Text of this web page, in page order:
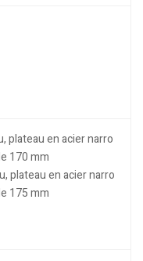
plateau en acier narro
170 mm
plateau en acier narro
175 mm